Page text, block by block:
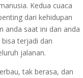
Kedua cuaca
dari kehidupan
anda saat ini dan anda
terjadi dan
jalanan.
tak berasa, dan